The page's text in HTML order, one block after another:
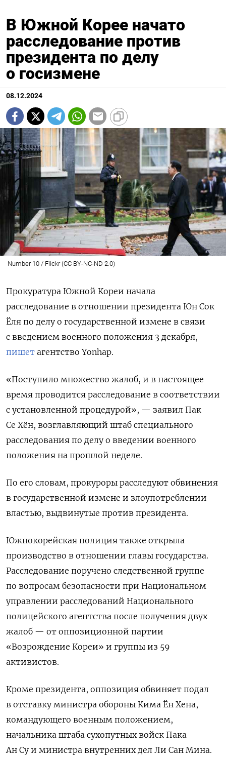
В Южной Корее начато
расследование против
президента по делу
о госизмене
08.12.2024
Number 10 / Flickr (CC BY-NC-ND 2.0)
Прокуратура Южной Кореи начала
расследование в отношении президента Юн Сок
Ёля по делу о государственной измене в связи
с введением военного положения 3 декабря,
пишет агентство Yonhap.
«Поступило множество жалоб, и в настоящее
время проводится расследование в соответствии
с установленной процедурой», — заявил Пак
Се Хён, возглавляющий штаб специального
расследования по делу о введении военного
положения на прошлой неделе.
По его словам, прокуроры расследуют обвинения
в государственной измене и злоупотреблении
властью, выдвинутые против президента.
Южнокорейская полиция также открыла
производство в отношении главы государства.
Расследование поручено следственной группе
по вопросам безопасности при Национальном
управлении расследований Национального
полицейского агентства после получения двух
жалоб — от оппозиционной партии
«Возрождение Кореи» и группы из 59
активистов.
Кроме президента, оппозиция обвиняет подал
в отставку министра обороны Кима Ён Хена,
командующего военным положением,
начальника штаба сухопутных войск Пака
Ан Су и министра внутренних дел Ли Сан Мина.